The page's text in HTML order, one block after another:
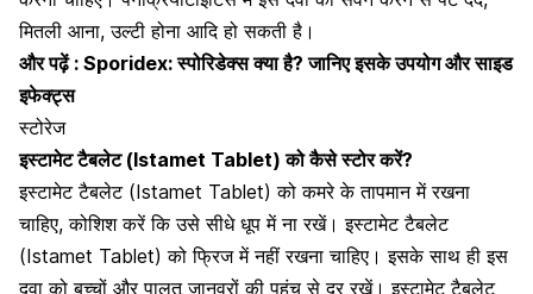
मितली आना, उल्टी होना आदि हो सकती है।
और पढ़ें : Sporidex: स्पोरिडेक्स क्या है? जानिए इसके उपयोग और साइड
इफेक्ट्स
स्टोरेज
इस्टामेट टैबलेट (Istamet Tablet) को कैसे स्टोर करें?
इस्टामेट टैबलेट (Istamet Tablet) को कमरे के तापमान में रखना
चाहिए, कोशिश करें कि उसे सीधे धूप में ना रखें। इस्टामेट टैबलेट
(Istamet Tablet) को फ्रिज में नहीं रखना चाहिए। इसके साथ ही इस
दवा कोबच्चों और पालतू जानवरों की पहुंच से दूर रखें। इस्टामेट टैबलेट